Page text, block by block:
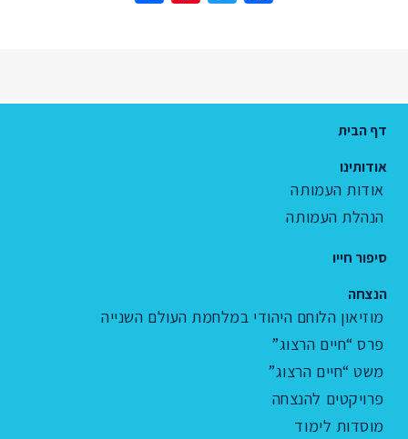
דף הבית
אודותינו
אודות העמותה
הנהלת העמותה
סיפור חייו
הנצחה
מוזיאון הלוחם היהודי במלחמת העולם השנייה
פרס “חיים הרצוג”
משט “חיים הרצוג”
פרויקטים להנצחה
מוסדות לימוד